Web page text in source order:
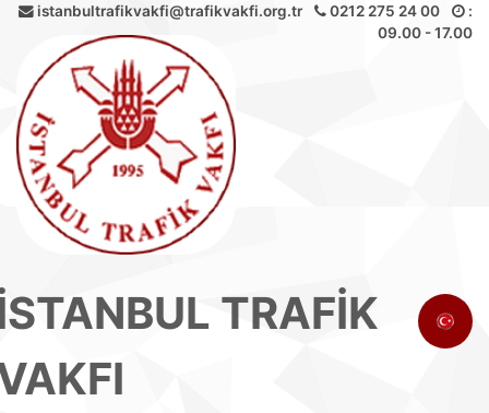
istanbultrafikvakfi@trafikvakfi.org.tr 0212 275 24 00
:
09.00 - 17.00
TRAFİK